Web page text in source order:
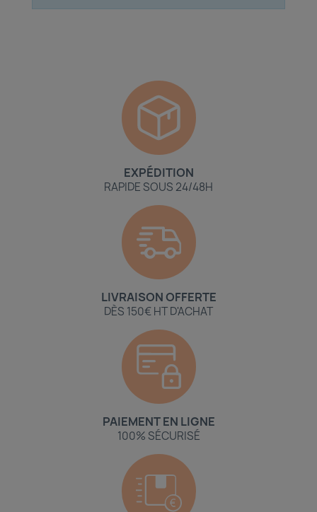
EXPÉDITION
RAPIDE SOUS 24/48H
LIVRAISON OFFERTE
DÈS 150€ HT D'ACHAT
PAIEMENT EN LIGNE
100% SÉCURISÉ